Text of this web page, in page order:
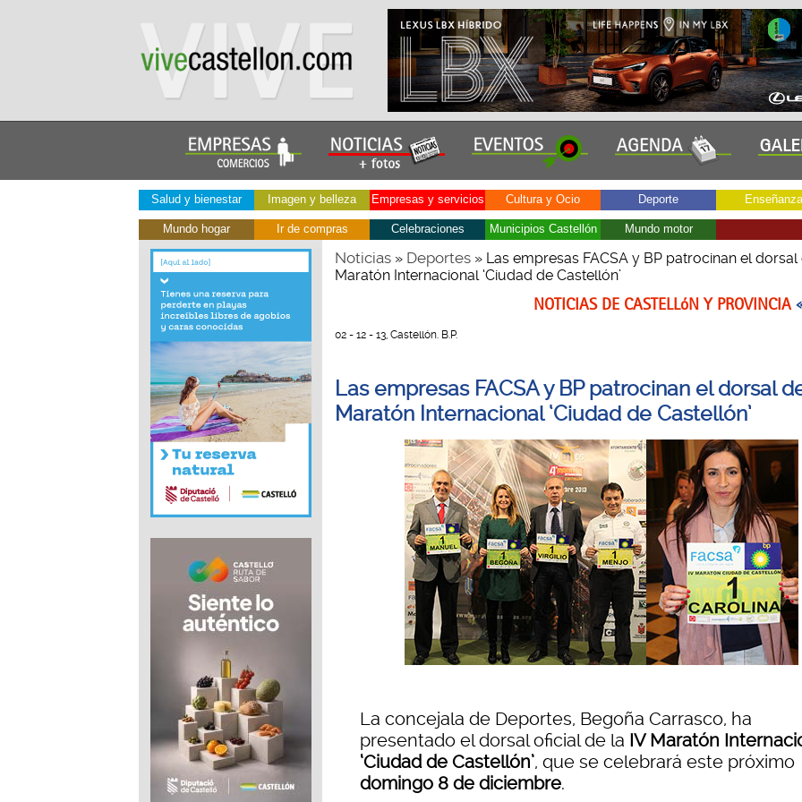
Salud y bienestar Imagen y belleza Empresas y servicios Cultura y Ocio Deporte Enseñanza
Mundo hogar Ir de compras Celebraciones Municipios Castellón Mundo motor
Noticias» Deportes» Las empresas FACSA y BP patrocinan el dorsal
Maratón Internacional ‘Ciudad de Castellón’
NOTICIAS DE CASTELLóN Y PROVINCIA
02 - 12 - 13, Castellón. B.P.
Las empresas FACSA y BP patrocinan el dorsal
Maratón Internacional ‘Ciudad de Castellón’
La concejala de Deportes, Begoña Carrasco, ha
presentado el dorsal oficial de la IV Maratón
‘Ciudad de Castellón’, que se celebrará este próximo
domingo 8 de diciembre.